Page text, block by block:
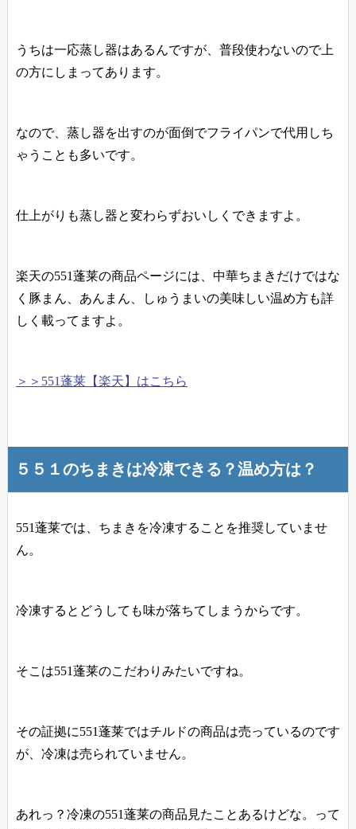
うちは一応蒸し器はあるんですが、普段使わないので上
の方にしまってあります。
なので、蒸し器を出すのが面倒でフライパンで代用しち
ゃうことも多いです。
仕上がりも蒸し器と変わらずおいしくできますよ。
楽天の551蓬莱の商品ページには、中華ちまきだけではな
く豚まん、あんまん、しゅうまいの美味しい温め方も詳
しく載ってますよ。
＞＞551蓬莱【楽天】はこちら
５５１のちまきは冷凍できる？温め方は？
551蓬莱では、ちまきを冷凍することを推奨していませ
ん。
冷凍するとどうしても味が落ちてしまうからです。
そこは551蓬莱のこだわりみたいですね。
その証拠に551蓬莱ではチルドの商品は売っているのです
が、冷凍は売られていません。
あれっ？冷凍の551蓬莱の商品見たことあるけどな。って